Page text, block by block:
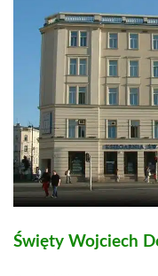
Święty Wojciech